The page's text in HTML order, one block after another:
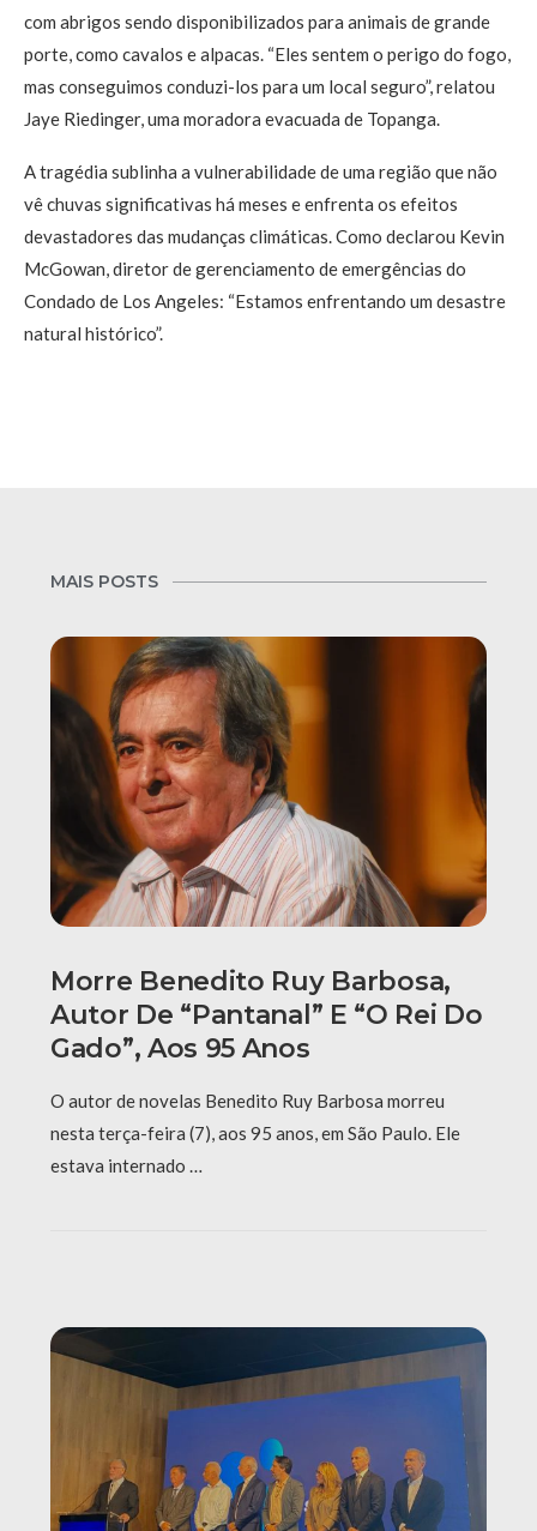
com abrigos sendo disponibilizados para animais de grande
porte, como cavalos e alpacas. “Eles sentem o perigo do fogo,
mas conseguimos conduzi-los para um local seguro”, relatou
Jaye Riedinger, uma moradora evacuada de Topanga.
A tragédia sublinha a vulnerabilidade de uma região que não
vê chuvas significativas há meses e enfrenta os efeitos
devastadores das mudanças climáticas. Como declarou Kevin
McGowan, diretor de gerenciamento de emergências do
Condado de Los Angeles: “Estamos enfrentando um desastre
natural histórico”.
MAIS POSTS
Morre Benedito Ruy Barbosa,
Autor De “Pantanal” E “O Rei Do
Gado”, Aos 95 Anos
O autor de novelas Benedito Ruy Barbosa morreu
nesta terça-feira (7), aos 95 anos, em São Paulo. Ele
estava internado …